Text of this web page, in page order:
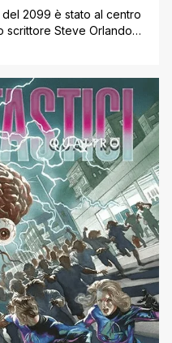
2099 è stato al centro
scrittore Steve Orlando
profondità del cosmo.
disegnatori, tra cui